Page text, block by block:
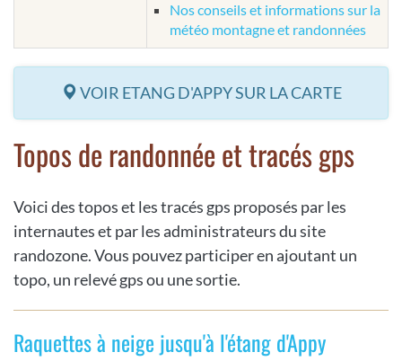
Nos conseils et informations sur la
météo montagne et randonnées
VOIR ETANG D'APPY SUR LA CARTE
Topos de randonnée et tracés gps
Voici des topos et les tracés gps proposés par les
internautes et par les administrateurs du site
randozone. Vous pouvez participer en ajoutant un
topo, un relevé gps ou une sortie.
Raquettes à neige jusqu'à l'étang d'Appy